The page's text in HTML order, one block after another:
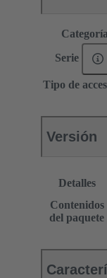
Categoría
Serie
Tipo de
Versión
Detalles
Contenidos
del paquete